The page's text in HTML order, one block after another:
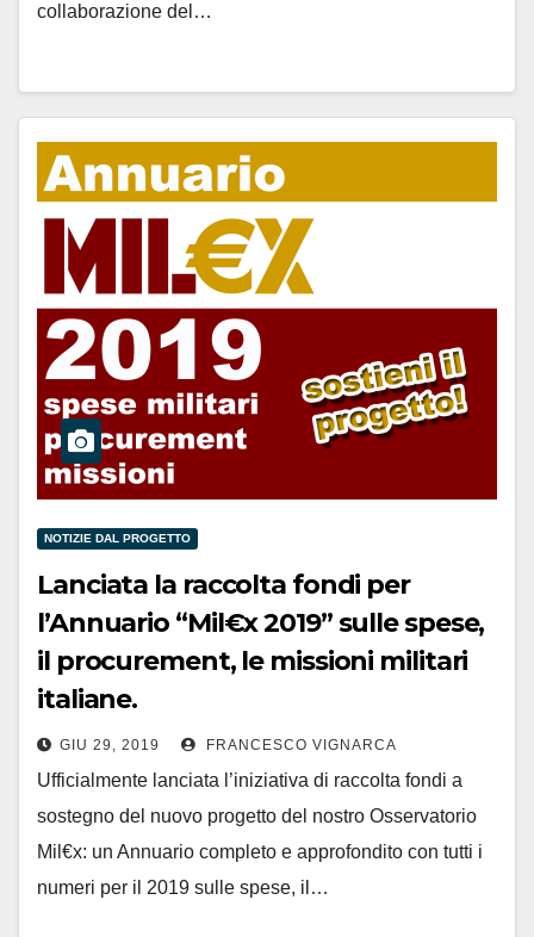
collaborazione del…
NOTIZIE DAL PROGETTO
Lanciata la raccolta fondi per
l’Annuario “Mil€x 2019” sulle spese,
il procurement, le missioni militari
italiane.
GIU 29, 2019 FRANCESCO VIGNARCA
Ufficialmente lanciata l’iniziativa di raccolta fondi a
sostegno del nuovo progetto del nostro Osservatorio
Mil€x: un Annuario completo e approfondito con tutti i
numeri per il 2019 sulle spese, il…